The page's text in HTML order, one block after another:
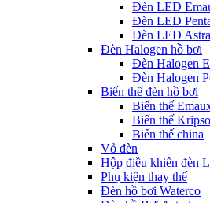
Đèn LED
Đèn LED
Đèn LED
Đèn Halogen hồ bơi
Đèn Halogen
Đèn Halogen
Biến thế đèn hồ bơi
Biến thế
Biến thế
Biến thế china
Vỏ đèn
Hộp điều khiển đèn
Phụ kiện thay thế
Đèn hồ bơi Waterco